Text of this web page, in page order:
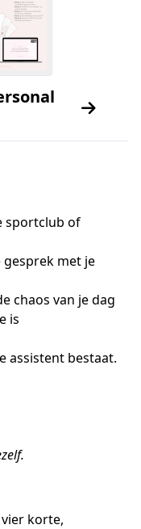
sportclub of
met je
chaos van je dag
is
assistent bestaat.
korte,